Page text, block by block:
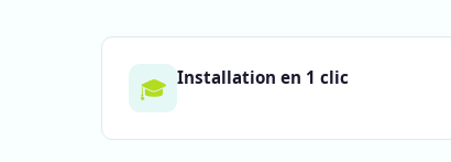
🎓 Installation en 1 clic